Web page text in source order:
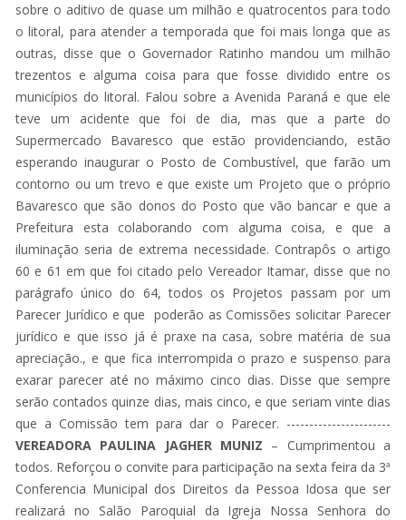
sobre o aditivo de quase um milhão e quatrocentos para todo
o litoral, para atender a temporada que foi mais longa que as
outras, disse que o Governador Ratinho mandou um milhão
trezentos e alguma coisa para que fosse dividido entre os
municípios do litoral. Falou sobre a Avenida Paraná e que ele
teve um acidente que foi de dia, mas que a parte do
Supermercado Bavaresco que estão providenciando, estão
esperando inaugurar o Posto de Combustível, que farão um
contorno ou um trevo e que existe um Projeto que o próprio
Bavaresco que são donos do Posto que vão bancar e que a
Prefeitura esta colaborando com alguma coisa, e que a
iluminação seria de extrema necessidade. Contrapôs o artigo
60 e 61 em que foi citado pelo Vereador Itamar, disse que no
parágrafo único do 64, todos os Projetos passam por um
Parecer Jurídico e que poderão as Comissões solicitar Parecer
jurídico e que isso já é praxe na casa, sobre matéria de sua
apreciação., e que fica interrompida o prazo e suspenso para
exarar parecer até no máximo cinco dias. Disse que sempre
serão contados quinze dias, mais cinco, e que seriam vinte dias
que a Comissão tem para dar o Parecer. -----------------------
VEREADORA PAULINA JAGHER MUNIZ – Cumprimentou a
todos. Reforçou o convite para participação na sexta feira da 3ª
Conferencia Municipal dos Direitos da Pessoa Idosa que ser
realizará no Salão Paroquial da Igreja Nossa Senhora do